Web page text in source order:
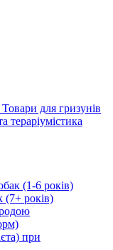
Товари для гризунів
тераріумістика
(1-6 років)
(7+ років)
при